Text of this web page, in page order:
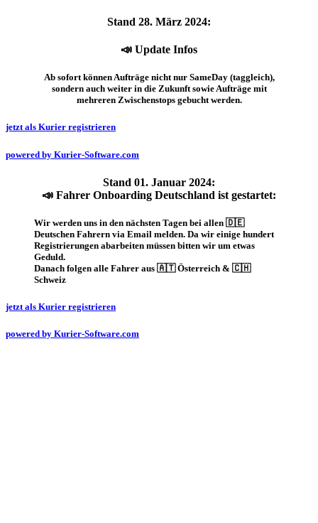
Stand 28. März 2024:
📣 Update Infos
Ab sofort können Aufträge nicht nur SameDay (taggleich),
sondern auch weiter in die Zukunft sowie Aufträge mit
mehreren Zwischenstops gebucht werden.
jetzt als Kurier registrieren
powered by Kurier-Software.com
Stand 01. Januar 2024:
📣 Fahrer Onboarding Deutschland ist gestartet:
Wir werden uns in den nächsten Tagen bei allen 🇩🇪
Deutschen Fahrern via Email melden. Da wir einige hundert
Registrierungen abarbeiten müssen bitten wir um etwas
Geduld.
Danach folgen alle Fahrer aus 🇦🇹 Österreich & 🇨🇭
Schweiz
jetzt als Kurier registrieren
powered by Kurier-Software.com